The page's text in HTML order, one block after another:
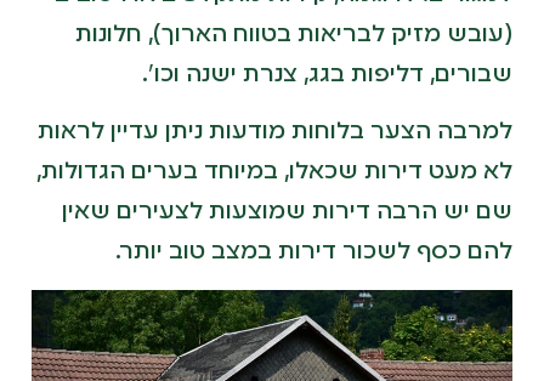
(עובש מזיק לבריאות בטווח הארוך), חלונות
שבורים, דליפות בגג, צנרת ישנה וכו'.
למרבה הצער בלוחות מודעות ניתן עדיין לראות
לא מעט דירות שכאלו, במיוחד בערים הגדולות,
שם יש הרבה דירות שמוצעות לצעירים שאין
להם כסף לשכור דירות במצב טוב יותר.